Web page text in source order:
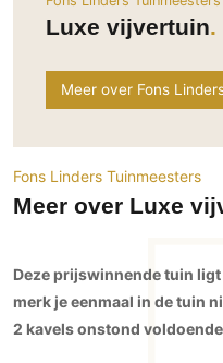
Woondecoratie
Inrichting
Roomdividers
Meubels
Verlichting
Interieurbouw
Trappen
Ramen
Deursystemen
Glazen wandsystemen
Garagedeuren
Buitenshutters
Overig
Tuinmeubelen
Zwemmen
Vloer
Kinderkamer
Slaapkamer
Thuisbioscoop
Toilet
Wellness
Werkkamer
Woonkamer
Buitenkijken
Luxe vijvertuin
Meer over Fons
Fons Linders Tuinmeesters
Meer over Luxe
Deze prijswinnende tuin
merk je eenmaal in de tuin
2 kavels onstond